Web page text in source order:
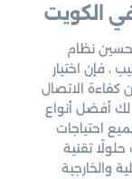
في الكويت
نظام
فإن اختيار
كفاءة الاتصال
لك أفضل أنواع
احتياجات
تقنية
والخارجية